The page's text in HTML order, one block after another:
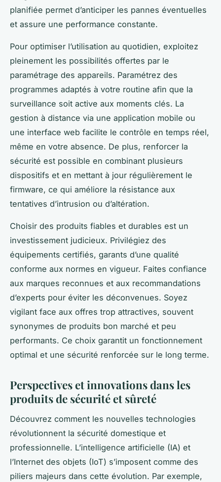
planifiée permet d’anticiper les pannes éventuelles
et assure une performance constante.
Pour optimiser l’utilisation au quotidien, exploitez
pleinement les possibilités offertes par le
paramétrage des appareils. Paramétrez des
programmes adaptés à votre routine afin que la
surveillance soit active aux moments clés. La
gestion à distance via une application mobile ou
une interface web facilite le contrôle en temps réel,
même en votre absence. De plus, renforcer la
sécurité est possible en combinant plusieurs
dispositifs et en mettant à jour régulièrement le
firmware, ce qui améliore la résistance aux
tentatives d’intrusion ou d’altération.
Choisir des produits fiables et durables est un
investissement judicieux. Privilégiez des
équipements certifiés, garants d’une qualité
conforme aux normes en vigueur. Faites confiance
aux marques reconnues et aux recommandations
d’experts pour éviter les déconvenues. Soyez
vigilant face aux offres trop attractives, souvent
synonymes de produits bon marché et peu
performants. Ce choix garantit un fonctionnement
optimal et une sécurité renforcée sur le long terme.
Perspectives et innovations dans les
produits de sécurité et sûreté
Découvrez comment les nouvelles technologies
révolutionnent la sécurité domestique et
professionnelle. L’intelligence artificielle (IA) et
l’Internet des objets (IoT) s’imposent comme des
piliers majeurs dans cette évolution. Par exemple,